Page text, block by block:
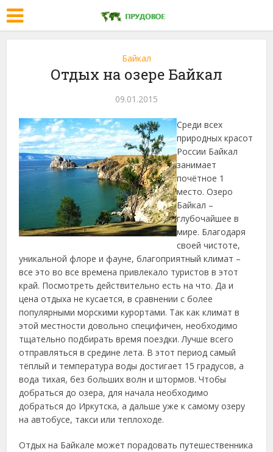
Байкал
Отдых на озере Байкал
09.01.2015
Среди всех
природных красот
России Байкал
занимает
почётное 1
место. Озеро
Байкал –
глубочайшее в
мире. Благодаря
своей чистоте,
уникальной флоре и фауне, благоприятный климат –
все это во все времена привлекало туристов в этот
край. Посмотреть действительно есть на что. Да и
цена отдыха не кусается, в сравнении с более
популярными морскими курортами. Так как климат в
этой местности довольно специфичен, необходимо
тщательно подбирать время поездки. Лучше всего
отправляться в средине лета. В этот период самый
тёплый и температура воды достигает 15 градусов, а
вода тихая, без больших волн и штормов. Чтобы
добраться до озера, для начала необходимо
добраться до Иркутска, а дальше уже к самому озеру
на автобусе, такси или теплоходе.
Отдых на Байкале может порадовать путешественника